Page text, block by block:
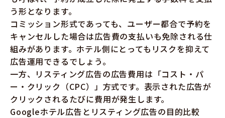
う形となります。
コミッション形式であっても、ユーザー都合で予約を
キャンセルした場合は広告費の支払いも免除される仕
組みがあります。ホテル側にとってもリスクを抑えて
広告運用できるでしょう。
一方、リスティング広告の広告費用は「コスト・パ
ー・クリック（CPC）」方式です。表示された広告が
クリックされるたびに費用が発生します。
Googleホテル広告とリスティング広告の目的比較